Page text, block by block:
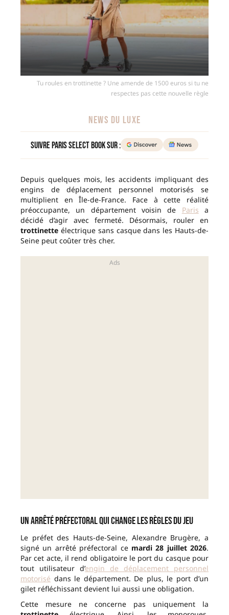
Tu roules en trottinette ? Une amende de 1500 euros si tu ne
respectes pas cette nouvelle règle
NEWS DU LUXE
Suivre Paris Select Book sur :
Depuis quelques mois, les accidents impliquant des
engins de déplacement personnel motorisés se
multiplient en Île-de-France. Face à cette réalité
préoccupante, un département voisin de Paris a
décidé d’agir avec fermeté. Désormais, rouler en
trottinette électrique sans casque dans les Hauts-de-
Seine peut coûter très cher.
Un arrêté préfectoral qui change les règles du jeu
Le préfet des Hauts-de-Seine, Alexandre Brugère, a
signé un arrêté préfectoral ce mardi 28 juillet 2026.
Par cet acte, il rend obligatoire le port du casque pour
tout utilisateur d’engin de déplacement personnel
motorisé dans le département. De plus, le port d’un
gilet réfléchissant devient lui aussi une obligation.
Cette mesure ne concerne pas uniquement la